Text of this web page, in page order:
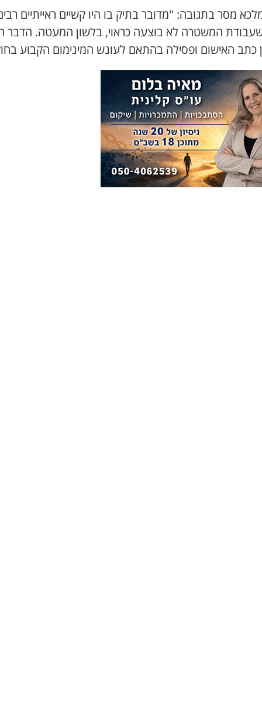
מסר בתגובה: "מדובר בתיק בו היו קשיים ראייתיים
שעבודת המשטרה לא בוצעה כראוי, בלשון המעטה. הדבר
כתב האישום ופסילה בהתאם לעונש המינימום הקבוע